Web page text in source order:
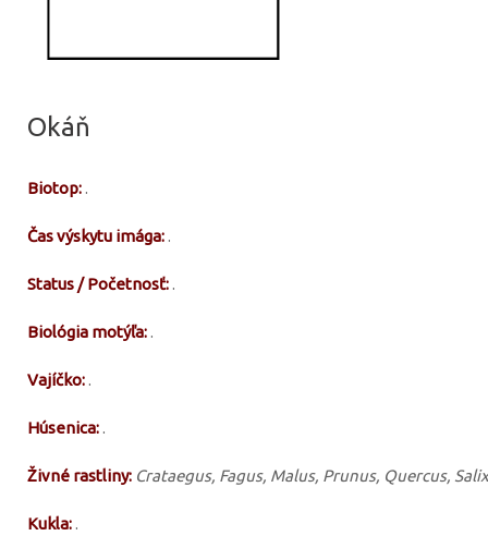
Okáň
Biotop:.
Čas výskytu imága:.
Status / Početnosť:.
Biológia motýľa:.
Vajíčko:.
Húsenica:.
Živné rastliny: Crataegus, Fagus, Malus, Prunus, Quercus,
Kukla:.